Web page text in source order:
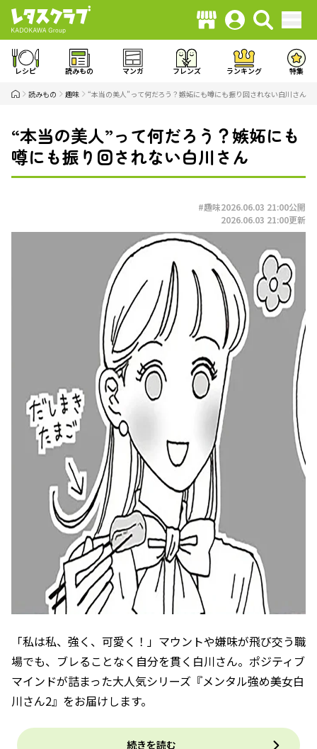
レシピ 読みもの マンガ フレンズ ランキング 特集
読みもの 趣味 “本当の美人”って何だろう？嫉妬にも噂にも振り回されない白川さん
“本当の美人”って何だろう？嫉妬にも
噂にも振り回されない白川さん
#趣味2026.06.03 21:00公開
2026.06.03 21:00更新
「私は私、強く、可愛く！」マウントや嫌味が飛び交う職
場でも、ブレることなく自分を貫く白川さん。ポジティブ
マインドが詰まった大人気シリーズ『メンタル強め美女白
川さん2』をお届けします。
続きを読む